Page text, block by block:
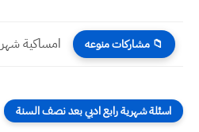
📁 مشاركات منوعه
اسئلة شهرية رابع ادبي بعد نصف السنة